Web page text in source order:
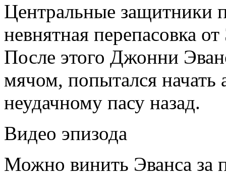
Центральные защитники
невнятная перепасовка
После этого Джонни
мячом, попытался начать
неудачному пасу назад.
Видео эпизода
Можно винить Эванса за